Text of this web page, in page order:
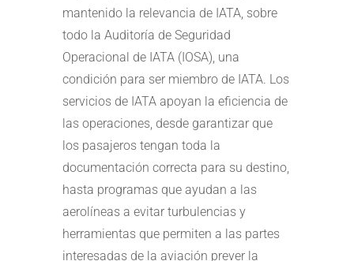
mantenido la relevancia de IATA, sobre
todo la Auditoría de Seguridad
Operacional de IATA (IOSA), una
condición para ser miembro de IATA. Los
servicios de IATA apoyan la eficiencia de
las operaciones, desde garantizar que
los pasajeros tengan toda la
documentación correcta para su destino,
hasta programas que ayudan a las
aerolíneas a evitar turbulencias y
herramientas que permiten a las partes
interesadas de la aviación prever la